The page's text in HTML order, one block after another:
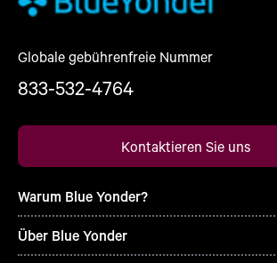
Globale gebührenfreie Nummer
833-532-4764
Kontaktieren Sie uns
Warum Blue Yonder?
Über Blue Yonder